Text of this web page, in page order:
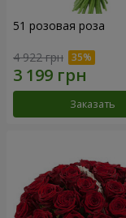
51 розовая роза
4 922 грн
Заказать